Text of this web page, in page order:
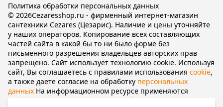
© 2026Cezaresshop.ru - фирменный интернет-магазин
сантехники Cezares (Цезарис). Наличие и цены уточняйте
у наших операторов. Копирование всех составляющих
частей сайта в какой бы то ни было форме без
письменного разрешения владельцев авторских прав
запрещено. Сайт использует технологию cookie. Используя
сайт, Вы соглашаетесь с правилами использования cookie,
а также даете согласие на обработку персональных
данных На информационном ресурсе применяются
(информационные
Политика обработки персональных данных